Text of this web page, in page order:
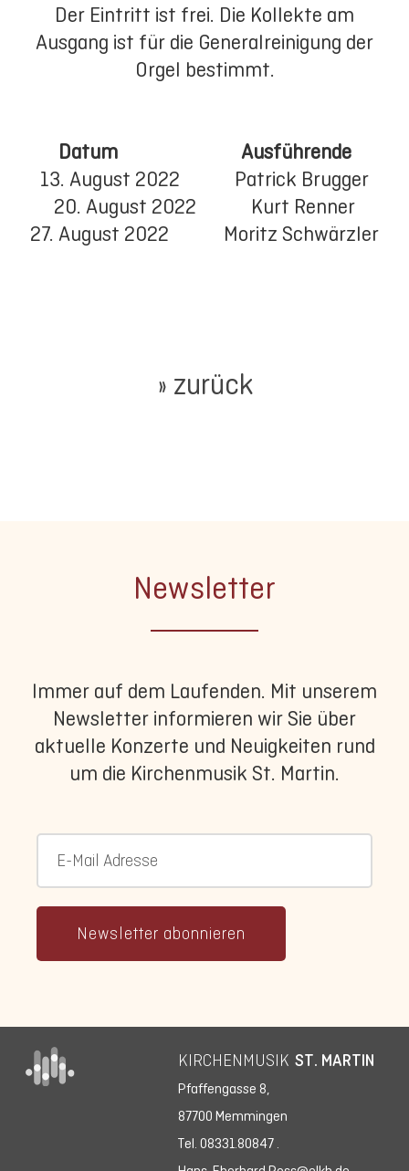
Der Eintritt ist frei. Die Kollekte am
Ausgang ist für die Generalreinigung der
Orgel bestimmt.
Datum Ausführende
13. August 2022 Patrick Brugger
20. August 2022 Kurt Renner
27. August 2022 Moritz Schwärzler
» zurück
Newsletter
Immer auf dem Laufenden. Mit unserem
Newsletter informieren wir Sie über
aktuelle Konzerte und Neuigkeiten rund
um die Kirchenmusik St. Martin.
Newsletter abonnieren
KIRCHENMUSIK ST. MARTIN
Pfaffengasse 8,
87700 Memmingen
Tel. 08331.80847